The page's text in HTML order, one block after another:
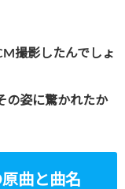
撮影したんでしょ
の姿に驚かれたか
曲と曲名